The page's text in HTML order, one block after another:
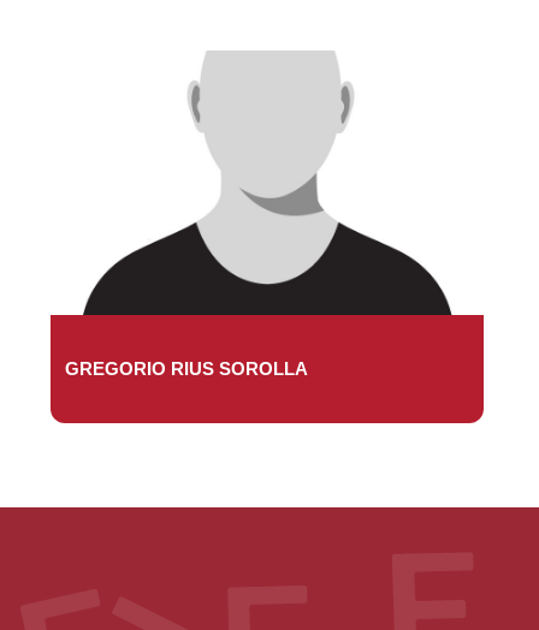
GREGORIO RIUS SOROLLA